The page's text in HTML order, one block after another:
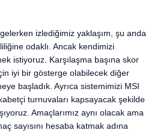
izlediğimiz yaklaşım, şu anda
odaklı. Ancak kendimizi
istiyoruz. Karşılaşma başına skor
iyi bir gösterge olabilecek diğer
başladık. Ayrıca sistemimizi MSI
turnuvaları kapsayacak şekilde
Amaçlarımız aynı olacak ama
sayısını hesaba katmak adına